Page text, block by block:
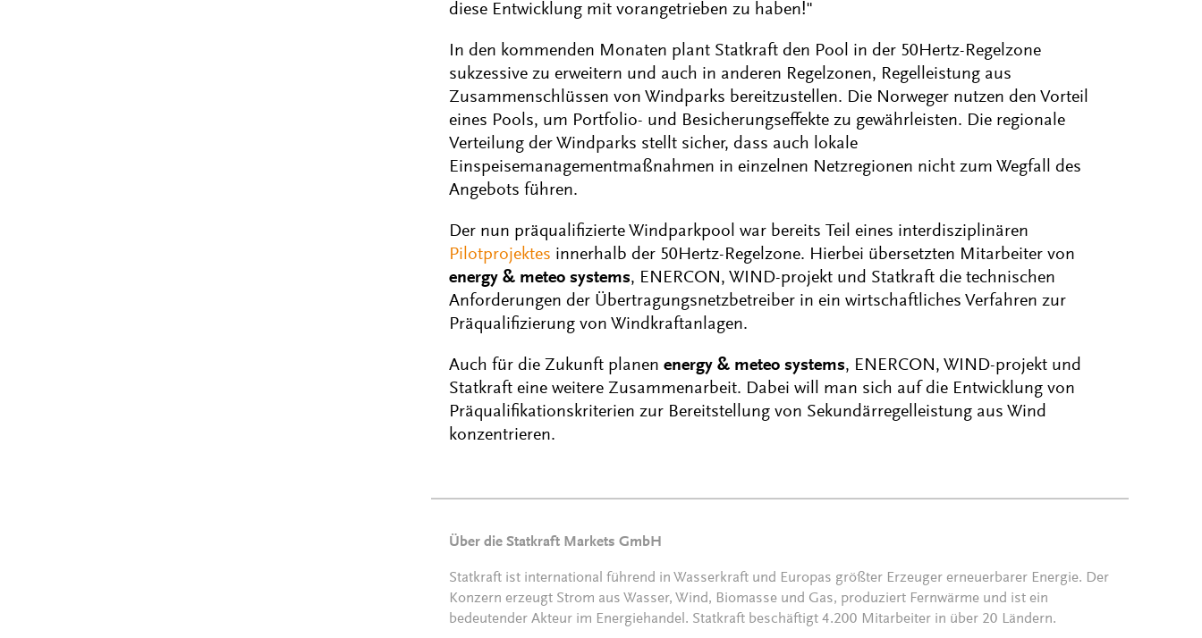
diese Entwicklung mit vorangetrieben zu haben!"
In den kommenden Monaten plant Statkraft den Pool in der 50Hertz-Regelzone
sukzessive zu erweitern und auch in anderen Regelzonen, Regelleistung aus
Zusammenschlüssen von Windparks bereitzustellen. Die Norweger nutzen den Vorteil
eines Pools, um Portfolio- und Besicherungseffekte zu gewährleisten. Die regionale
Verteilung der Windparks stellt sicher, dass auch lokale
Einspeisemanagementmaßnahmen in einzelnen Netzregionen nicht zum Wegfall des
Angebots führen.
Der nun präqualifizierte Windparkpool war bereits Teil eines interdisziplinären
Pilotprojektes innerhalb der 50Hertz-Regelzone. Hierbei übersetzten Mitarbeiter von
energy & meteo systems, ENERCON, WIND-projekt und Statkraft die technischen
Anforderungen der Übertragungsnetzbetreiber in ein wirtschaftliches Verfahren zur
Präqualifizierung von Windkraftanlagen.
Auch für die Zukunft planen energy & meteo systems, ENERCON, WIND-projekt und
Statkraft eine weitere Zusammenarbeit. Dabei will man sich auf die Entwicklung von
Präqualifikationskriterien zur Bereitstellung von Sekundärregelleistung aus Wind
konzentrieren.
Über die Statkraft Markets GmbH
Statkraft ist international führend in Wasserkraft und Europas größter Erzeuger erneuerbarer Energie. Der
Konzern erzeugt Strom aus Wasser, Wind, Biomasse und Gas, produziert Fernwärme und ist ein
bedeutender Akteur im Energiehandel. Statkraft beschäftigt 4.200 Mitarbeiter in über 20 Ländern.